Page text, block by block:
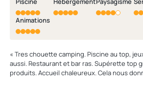
Animations
« Tres chouette camping. Piscine au top,
aussi. Restaurant et bar ras. Supérette top
produits. Accueil chaleureux. Cela nous